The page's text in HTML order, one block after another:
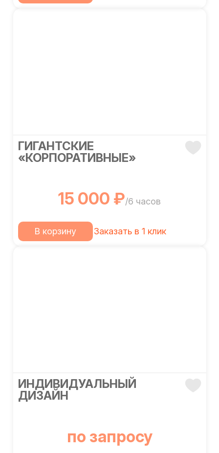
ГИГАНТСКИЕ
«КОРПОРАТИВНЫЕ»
15 000 ₽/6 часов
В корзину Заказать в 1 клик
ИНДИВИДУАЛЬНЫЙ
ДИЗАЙН
по запросу